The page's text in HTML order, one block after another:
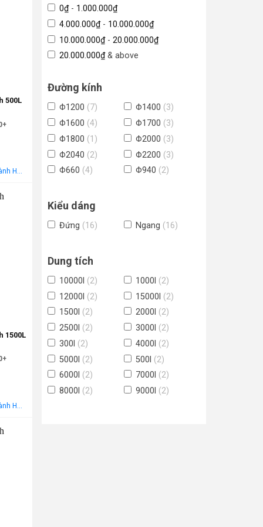
500L
Miễn phí vận chuyển nội thành Hà Nội Áp dụng cho khách hàng gọi điện, đến trực tiếp hoặc chat! Tặng gói khảo sát, tư vấn, lắp ráp miễn phí trong khu vực nội thành Hà Nội
1500L
Miễn phí vận chuyển nội thành Hà Nội Áp dụng cho khách hàng gọi điện, đến trực tiếp hoặc chat! Tặng gói khảo sát, tư vấn, lắp ráp miễn phí trong khu vực nội thành Hà Nội
0₫- 1.000.000₫
4.000.000₫- 10.000.000₫
10.000.000₫- 20.000.000₫
20.000.000₫& above
Đường kính
Φ1200 (7) Φ1400 (3)
Φ1600 (4) Φ1700 (3)
Φ1800 (1) Φ2000 (3)
Φ2040 (2) Φ2200 (3)
Φ660 (4) Φ940 (2)
Kiểu dáng
Đứng (16) Ngang (16)
Dung tích
10000l (2) 1000l (2)
12000l (2) 15000l (2)
1500l (2) 2000l (2)
2500l (2) 3000l (2)
300l (2) 4000l (2)
5000l (2) 500l (2)
6000l (2) 7000l (2)
8000l (2) 9000l (2)